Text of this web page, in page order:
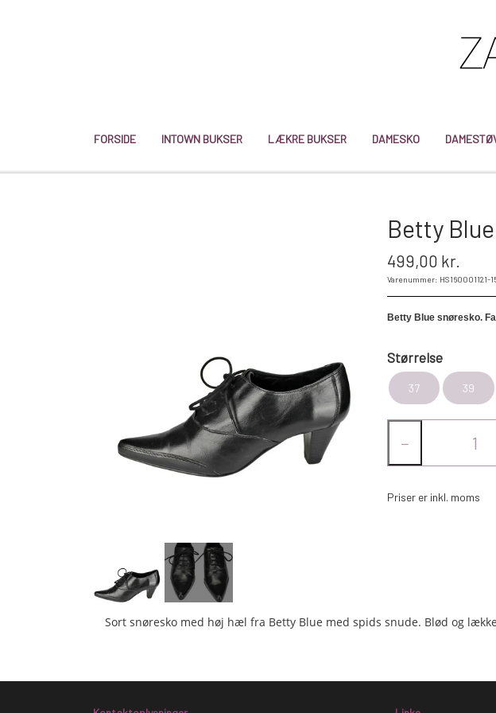
FORSIDE INTOWN BUKSER LÆKRE BUKSER DAMESKO
Betty
499,00 kr.
Varenummer: HS160001121-
Betty Blue snøresko.
Størrelse
37 39
−
Priser er inkl. moms
Sort snøresko med høj hæl fra Betty Blue med spids snude. Blød og